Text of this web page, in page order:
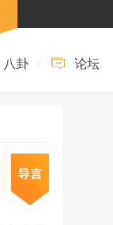
八卦 / 论坛